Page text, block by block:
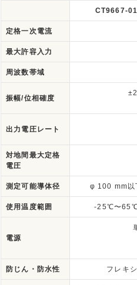
CT9667-
定格一次電流
最大許容入力
周波数帯域
振幅/位相確度
出力電圧レート
対地間最大定格
電圧
測定可能導体径 φ 100 mm以
使用温度範囲 -25℃〜
電源
防じん・防水性 フレキ